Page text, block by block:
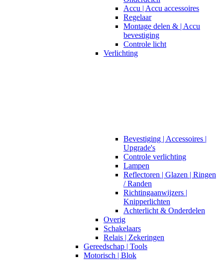
Accu | Accu accessoires
Regelaar
Montage delen & | Accu
bevestiging
Controle licht
Verlichting
Bevestiging | Accessoires |
Upgrade's
Controle verlichting
Lampen
Reflectoren | Glazen | Ringen
/ Randen
Richtingaanwijzers |
Knipperlichten
Achterlicht & Onderdelen
Overig
Schakelaars
Relais | Zekeringen
Gereedschap | Tools
Motorisch | Blok